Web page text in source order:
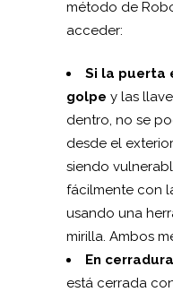
método de
acceder:
Si la puerta
golpe y las
dentro, no se
desde el
siendo
fácilmente con
usando una
mirilla. Ambos
En
está cerrada